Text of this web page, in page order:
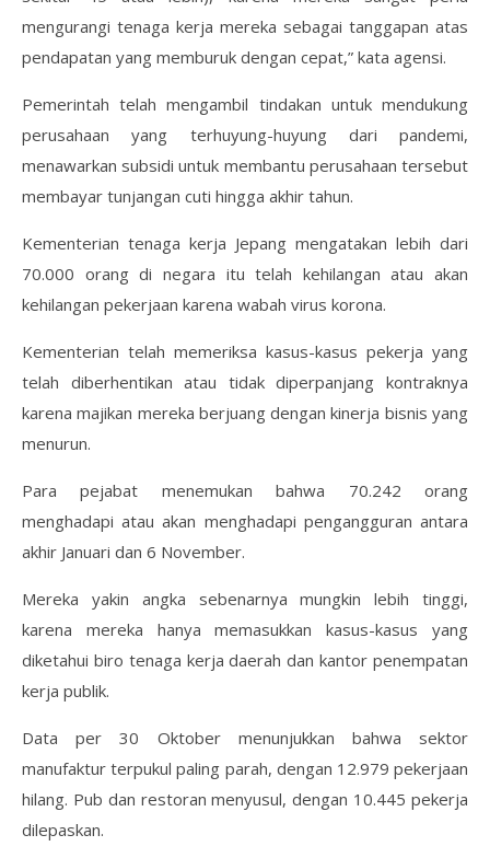
mengurangi tenaga kerja mereka sebagai tanggapan atas
pendapatan yang memburuk dengan cepat,” kata agensi.
Pemerintah telah mengambil tindakan untuk mendukung
perusahaan yang terhuyung-huyung dari pandemi,
menawarkan subsidi untuk membantu perusahaan tersebut
membayar tunjangan cuti hingga akhir tahun.
Kementerian tenaga kerja Jepang mengatakan lebih dari
70.000 orang di negara itu telah kehilangan atau akan
kehilangan pekerjaan karena wabah virus korona.
Kementerian telah memeriksa kasus-kasus pekerja yang
telah diberhentikan atau tidak diperpanjang kontraknya
karena majikan mereka berjuang dengan kinerja bisnis yang
menurun.
Para pejabat menemukan bahwa 70.242 orang
menghadapi atau akan menghadapi pengangguran antara
akhir Januari dan 6 November.
Mereka yakin angka sebenarnya mungkin lebih tinggi,
karena mereka hanya memasukkan kasus-kasus yang
diketahui biro tenaga kerja daerah dan kantor penempatan
kerja publik.
Data per 30 Oktober menunjukkan bahwa sektor
manufaktur terpukul paling parah, dengan 12.979 pekerjaan
hilang. Pub dan restoran menyusul, dengan 10.445 pekerja
dilepaskan.